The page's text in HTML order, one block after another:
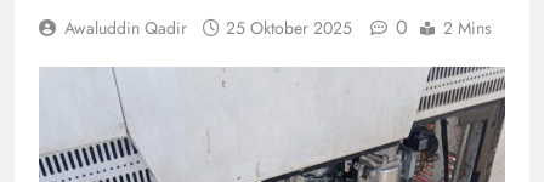
Awaluddin Qadir 25 Oktober 2025 0 2 Mins